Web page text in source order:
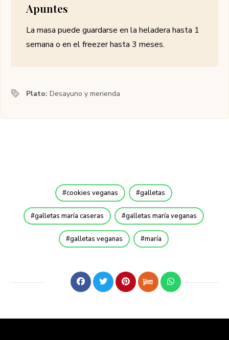
Apuntes
La masa puede guardarse en la heladera hasta 1
semana o en el freezer hasta 3 meses.
Plato:Desayuno y merienda
cookies veganas galletas
galletas maría caseras galletas maría veganas
galletas veganas maría